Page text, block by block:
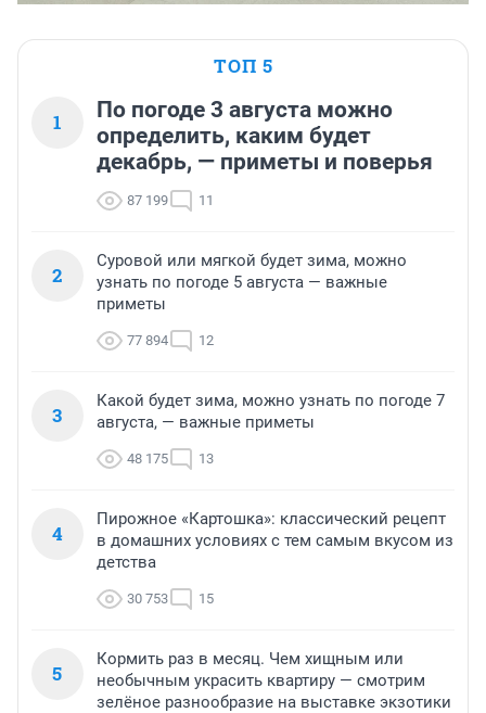
ТОП 5
1
По погоде 3 августа можно
определить, каким будет
декабрь, — приметы и поверья
87 199 11
2
Суровой или мягкой будет зима, можно
узнать по погоде 5 августа — важные
приметы
77 894 12
3
Какой будет зима, можно узнать по погоде 7
августа, — важные приметы
48 175 13
4
Пирожное «Картошка»: классический рецепт
в домашних условиях с тем самым вкусом из
детства
30 753 15
5
Кормить раз в месяц. Чем хищным или
необычным украсить квартиру — смотрим
зелёное разнообразие на выставке экзотики